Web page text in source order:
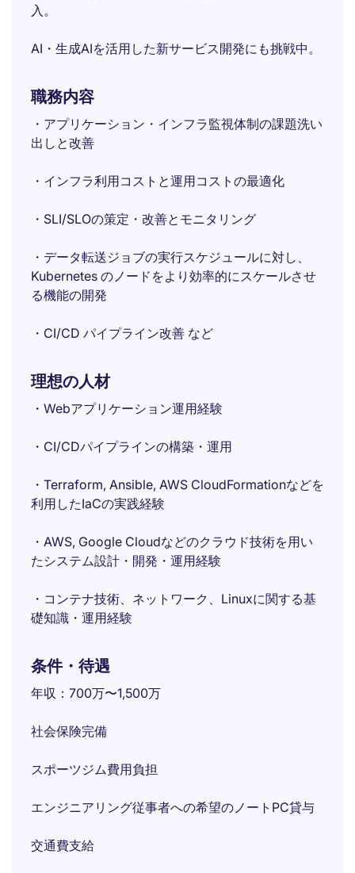
入。
AI・生成AIを活用した新サービス開発にも挑戦中。
職務内容
・アプリケーション・インフラ監視体制の課題洗い
出しと改善
・インフラ利用コストと運用コストの最適化
・SLI/SLOの策定・改善とモニタリング
・データ転送ジョブの実行スケジュールに対し、
Kubernetes のノードをより効率的にスケールさせ
る機能の開発
・CI/CD パイプライン改善 など
理想の人材
・Webアプリケーション運用経験
・CI/CDパイプラインの構築・運用
・Terraform, Ansible, AWS CloudFormationなどを
利用したIaCの実践経験
・AWS, Google Cloudなどのクラウド技術を用い
たシステム設計・開発・運用経験
・コンテナ技術、ネットワーク、Linuxに関する基
礎知識・運用経験
条件・待遇
年収：700万〜1,500万
社会保険完備
スポーツジム費用負担
エンジニアリング従事者への希望のノートPC貸与
交通費支給